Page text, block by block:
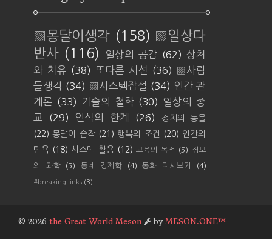
▨몽달이생각 (158) ▨일상다
반사 (116) 일상의 공감 (62) 상처
와 치유 (38) 또다른 시선 (36)
▨사람
들생각 (34) ▨시스템잡설 (34) 인간 관
계론 (33) 기술의 철학 (30)
일상의 종
교
(29) 인식의 한계 (26)
정치의 동물
(22) 몽달이 습작 (21) 행복의 조건 (20) 인간의
탐욕 (18) 시스템 활용 (12) 교육의 목적 (5)
정보
의 과학
(5) 동네 경제학 (4) 동화 다시보기 (4)
#breaking links (3)
© 2026 the Great World Meson byMESON.ONE™